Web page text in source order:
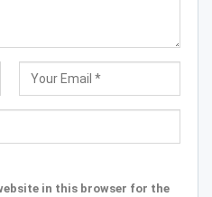
in this browser for the